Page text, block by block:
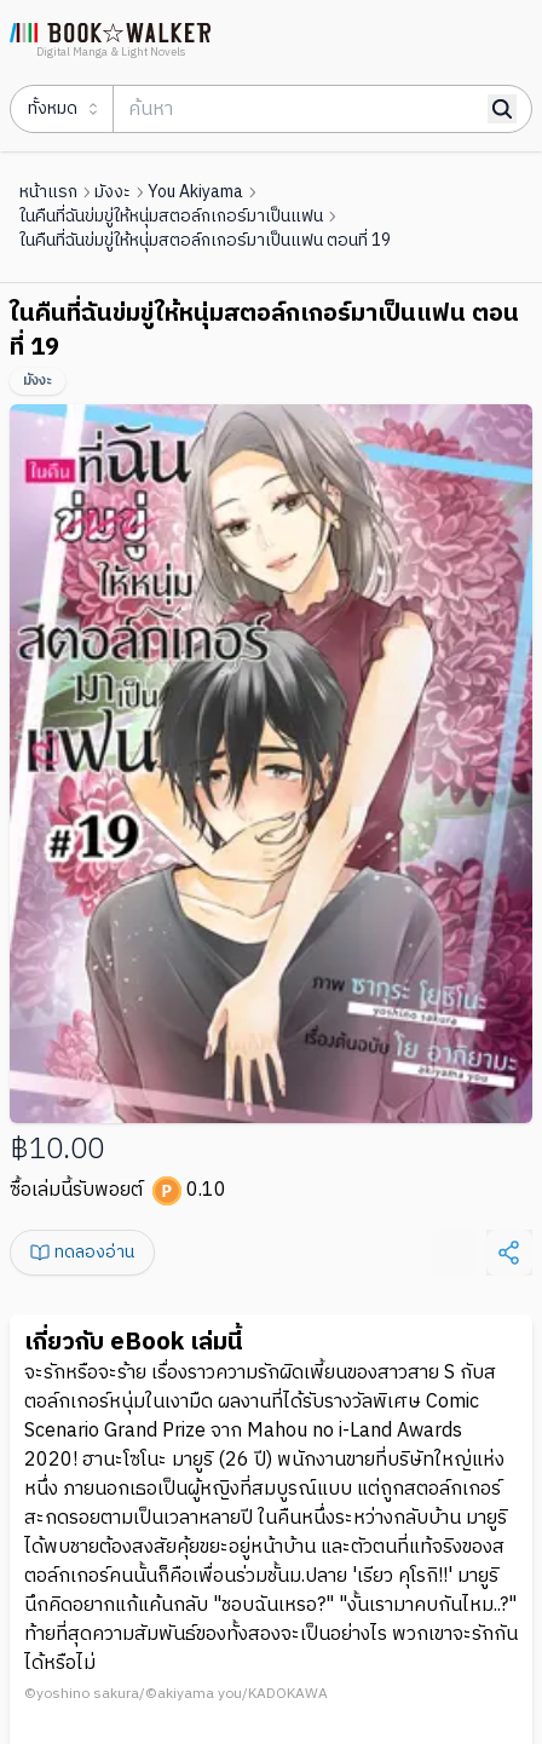
Digital Manga & Light Novels
ทั้งหมด
หน้าแรก มังงะ
You Akiyama
ในคืนที่ฉันข่มขู่ให้หนุ่มสตอล์กเกอร์มาเป็นแฟน
ในคืนที่ฉันข่มขู่ให้หนุ่มสตอล์กเกอร์มาเป็นแฟน ตอนที่ 19
ในคืนที่ฉันข่มขู่ให้หนุ่มสตอล์กเกอร์มาเป็นแฟน ตอน
ที่ 19
มังงะ
฿10.00
ซื้อเล่มนี้รับพอยต์ 0.10
ทดลองอ่าน
เกี่ยวกับ eBook เล่มนี้
จะรักหรือจะร้าย เรื่องราวความรักผิดเพี้ยนของสาวสาย S กับส
ตอล์กเกอร์หนุ่มในเงามืด ผลงานที่ได้รับรางวัลพิเศษ Comic
Scenario Grand Prize จาก Mahou no i-Land Awards
2020! ฮานะโซโนะ มายูริ (26 ปี) พนักงานขายที่บริษัทใหญ่แห่ง
หนึ่ง ภายนอกเธอเป็นผู้หญิงที่สมบูรณ์แบบ แต่ถูกสตอล์กเกอร์
สะกดรอยตามเป็นเวลาหลายปี ในคืนหนึ่งระหว่างกลับบ้าน มายูริ
ได้พบชายต้องสงสัยคุ้ยขยะอยู่หน้าบ้าน และตัวตนที่แท้จริงของส
ตอล์กเกอร์คนนั้นก็คือเพื่อนร่วมชั้นม.ปลาย 'เรียว คุโรกิ!!' มายูริ
นึกคิดอยากแก้แค้นกลับ "ชอบฉันเหรอ?" "งั้นเรามาคบกันไหม..?"
ท้ายที่สุดความสัมพันธ์ของทั้งสองจะเป็นอย่างไร พวกเขาจะรักกัน
ได้หรือไม่
©yoshino sakura/©akiyama you/KADOKAWA